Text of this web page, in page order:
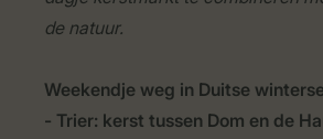
de natuur.
Weekendje weg in Duitse
- Trier: kerst tussen Dom en de